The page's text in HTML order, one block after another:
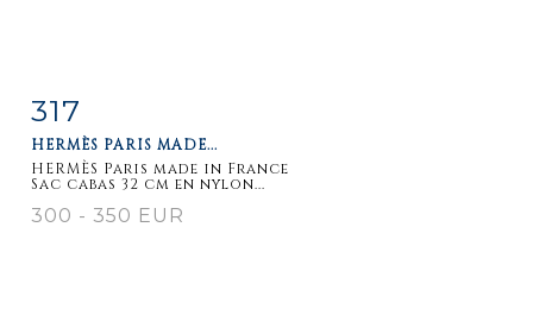
Item detail
317
HERMÈS PARIS MADE...
HERMÈS Paris made in France
Sac cabas 32 cm en nylon...
300 - 350 EUR